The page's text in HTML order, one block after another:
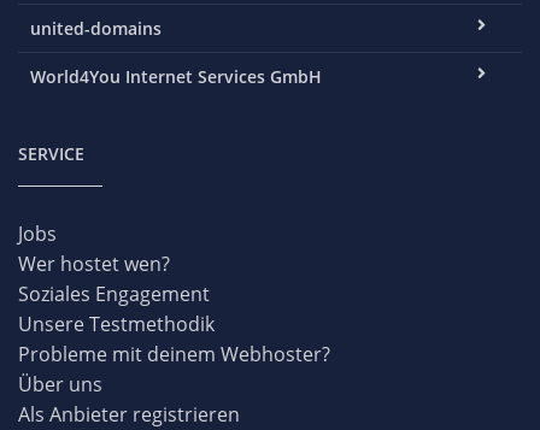
united-domains
World4You Internet Services GmbH
SERVICE
Jobs
Wer hostet wen?
Soziales Engagement
Unsere Testmethodik
Probleme mit deinem Webhoster?
Über uns
Als Anbieter registrieren